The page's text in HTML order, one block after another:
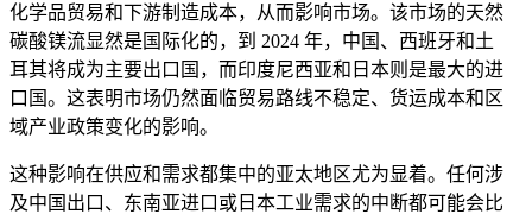
化学品贸易和下游制造成本，从而影响市场。该市场的天然
碳酸镁流显然是国际化的，到 2024 年，中国、西班牙和土
耳其将成为主要出口国，而印度尼西亚和日本则是最大的进
口国。这表明市场仍然面临贸易路线不稳定、货运成本和区
域产业政策变化的影响。
这种影响在供应和需求都集中的亚太地区尤为显着。任何涉
及中国出口、东南亚进口或日本工业需求的中断都可能会比